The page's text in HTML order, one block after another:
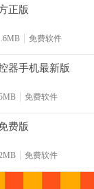
正版
免费软件
器手机最新版
免费软件
费版
免费软件